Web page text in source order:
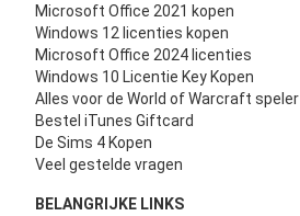
Microsoft Office 2021 kopen
Windows 12 licenties kopen
Microsoft Office 2024 licenties
Windows 10 Licentie Key Kopen
Alles voor de World of Warcraft speler
Bestel iTunes Giftcard
De Sims 4 Kopen
Veel gestelde vragen
BELANGRIJKE LINKS